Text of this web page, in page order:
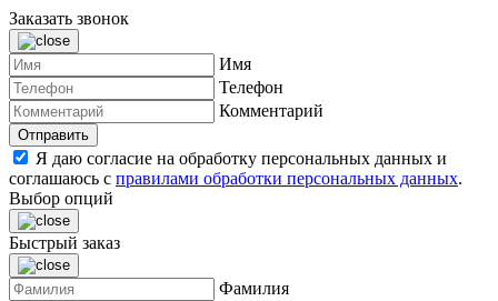
Заказать звонок
Имя
Телефон
Комментарий
Я даю согласие на обработку персональных данных и
соглашаюсь с правилами обработки персональных данных.
Выбор опций
Быстрый заказ
Фамилия